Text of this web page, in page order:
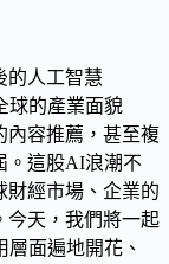
的人工智慧
球的產業面貌
內容推薦，甚至複
。這股AI浪潮不
財經市場、企業的
今天，我們將一起
面遍地開花、